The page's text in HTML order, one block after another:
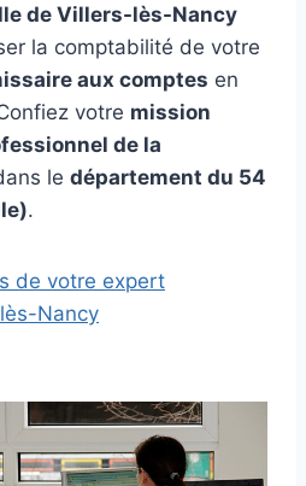
de Villers-lès-Nancy
la comptabilité de votre
aux comptes en
votre mission
de la
le département du 54
.
de votre expert
Nancy